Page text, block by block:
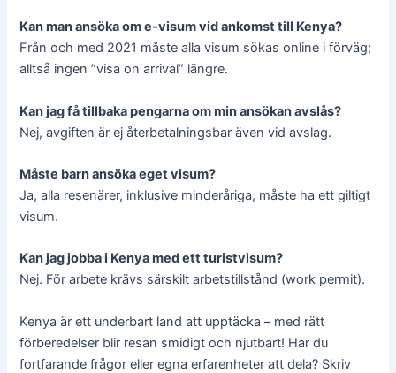
Kan man ansöka om e-visum vid ankomst till Kenya?
Från och med 2021 måste alla visum sökas online i förväg;
alltså ingen ”visa on arrival” längre.
Kan jag få tillbaka pengarna om min ansökan avslås?
Nej, avgiften är ej återbetalningsbar även vid avslag.
Måste barn ansöka eget visum?
Ja, alla resenärer, inklusive minderåriga, måste ha ett giltigt
visum.
Kan jag jobba i Kenya med ett turistvisum?
Nej. För arbete krävs särskilt arbetstillstånd (work permit).
Kenya är ett underbart land att upptäcka – med rätt
förberedelser blir resan smidigt och njutbart! Har du
fortfarande frågor eller egna erfarenheter att dela? Skriv